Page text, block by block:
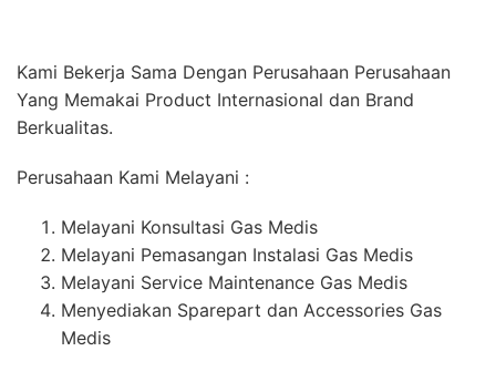
Kami Bekerja Sama Dengan Perusahaan Perusahaan
Yang Memakai Product Internasional dan Brand
Berkualitas.
Perusahaan Kami Melayani :
Melayani Konsultasi Gas Medis
Melayani Pemasangan Instalasi Gas Medis
Melayani Service Maintenance Gas Medis
Menyediakan Sparepart dan Accessories Gas
Medis